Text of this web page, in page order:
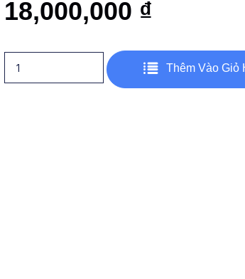
18,000,000 ₫
Thêm Vào Giỏ